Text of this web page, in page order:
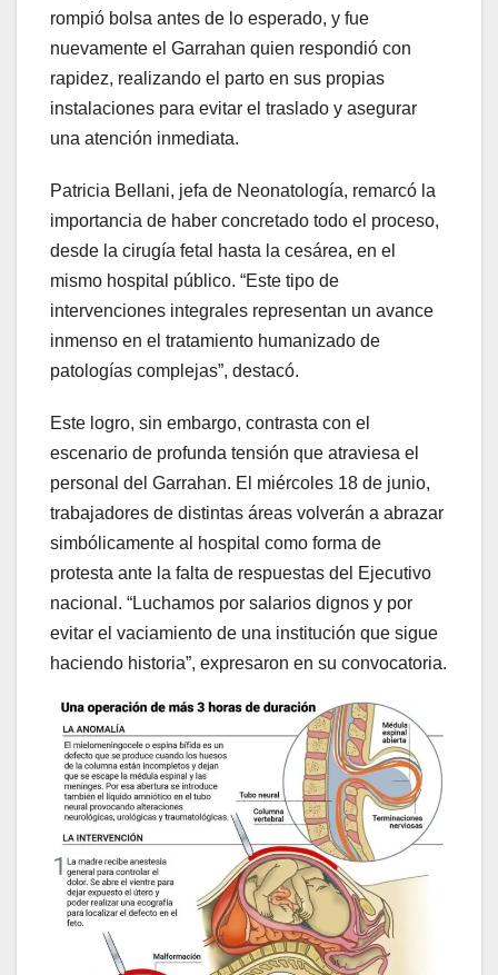
rompió bolsa antes de lo esperado, y fue
nuevamente el Garrahan quien respondió con
rapidez, realizando el parto en sus propias
instalaciones para evitar el traslado y asegurar
una atención inmediata.
Patricia Bellani, jefa de Neonatología, remarcó la
importancia de haber concretado todo el proceso,
desde la cirugía fetal hasta la cesárea, en el
mismo hospital público. “Este tipo de
intervenciones integrales representan un avance
inmenso en el tratamiento humanizado de
patologías complejas”, destacó.
Este logro, sin embargo, contrasta con el
escenario de profunda tensión que atraviesa el
personal del Garrahan. El miércoles 18 de junio,
trabajadores de distintas áreas volverán a abrazar
simbólicamente al hospital como forma de
protesta ante la falta de respuestas del Ejecutivo
nacional. “Luchamos por salarios dignos y por
evitar el vaciamiento de una institución que sigue
haciendo historia”, expresaron en su convocatoria.